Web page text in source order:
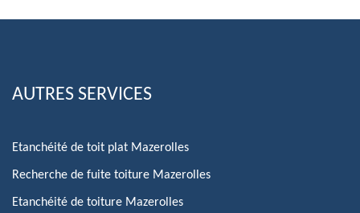
AUTRES SERVICES
Etanchéité de toit plat Mazerolles
Recherche de fuite toiture Mazerolles
Etanchéité de toiture Mazerolles